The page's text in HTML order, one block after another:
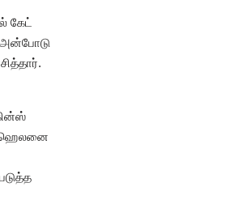
கேட்
அன்போடு
ஹெலனை